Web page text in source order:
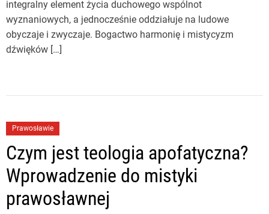
integralny element życia duchowego wspólnot
wyznaniowych, a jednocześnie oddziałuje na ludowe
obyczaje i zwyczaje. Bogactwo harmonię i mistycyzm
dźwięków […]
Prawosławie
Czym jest teologia apofatyczna?
Wprowadzenie do mistyki
prawosławnej